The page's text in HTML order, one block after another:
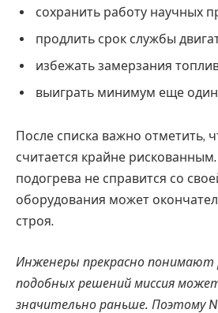
сохранить работу научных
продлить срок службы
избежать замерзания
выиграть минимум еще один
После списка важно отметить,
считается крайне
подогрева не справится со
оборудования может
строя.
Инженеры прекрасно понимают
подобных решений миссия
значительно раньше. Поэтому